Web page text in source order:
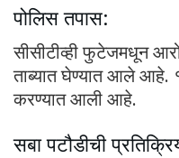
पोलिस तपास:
सीसीटीव्ही फुटेजमधून
ताब्यात घेण्यात आले आहे.
करण्यात आली आहे.
सबा पटौडीची